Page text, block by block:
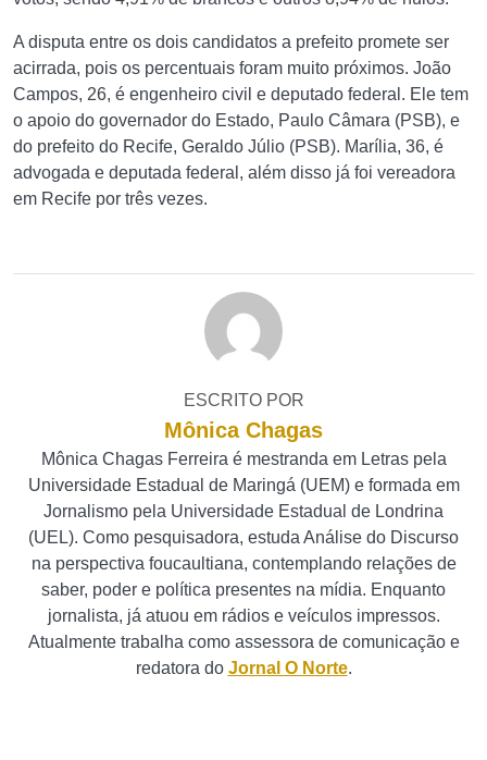
A disputa entre os dois candidatos a prefeito promete ser
acirrada, pois os percentuais foram muito próximos. João
Campos, 26, é engenheiro civil e deputado federal. Ele tem
o apoio do governador do Estado, Paulo Câmara (PSB), e
do prefeito do Recife, Geraldo Júlio (PSB). Marília, 36, é
advogada e deputada federal, além disso já foi vereadora
em Recife por três vezes.
ESCRITO POR
Mônica Chagas
Mônica Chagas Ferreira é mestranda em Letras pela
Universidade Estadual de Maringá (UEM) e formada em
Jornalismo pela Universidade Estadual de Londrina
(UEL). Como pesquisadora, estuda Análise do Discurso
na perspectiva foucaultiana, contemplando relações de
saber, poder e política presentes na mídia. Enquanto
jornalista, já atuou em rádios e veículos impressos.
Atualmente trabalha como assessora de comunicação e
redatora do Jornal O Norte.